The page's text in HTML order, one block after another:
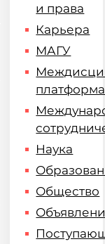
и права
Карьера
МАГУ
платформа
Наука
Общество